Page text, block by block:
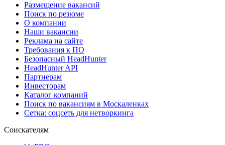
Размещение вакансий
Поиск по резюме
О компании
Наши вакансии
Реклама на сайте
Требования к ПО
Безопасный HeadHunter
HeadHunter API
Партнерам
Инвесторам
Каталог компаний
Поиск по вакансиям в Москаленках
Сетка: соцсеть для нетворкинга
Соискателям